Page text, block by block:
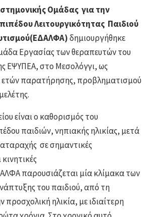
Ομάδας για την
Λειτουργικότητας Παιδιού
δημιουργήθηκε
Εργασίας των θεραπευτών του
ΕΨΥΠΕΑ, στο Μεσολόγγι, ως
παρατήρησης, προβληματισμού
είναι ο καθορισμός του
παιδιών, νηπιακής ηλικίας, μετά
σε σημαντικές
παρουσιάζεται μία κλίμακα των
του παιδιού, από τη
προσχολική ηλικία, με ιδιαίτερη